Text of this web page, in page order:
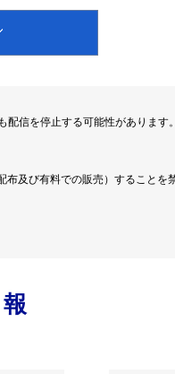
信を停止する可能性があります。
及び有料での販売）することを